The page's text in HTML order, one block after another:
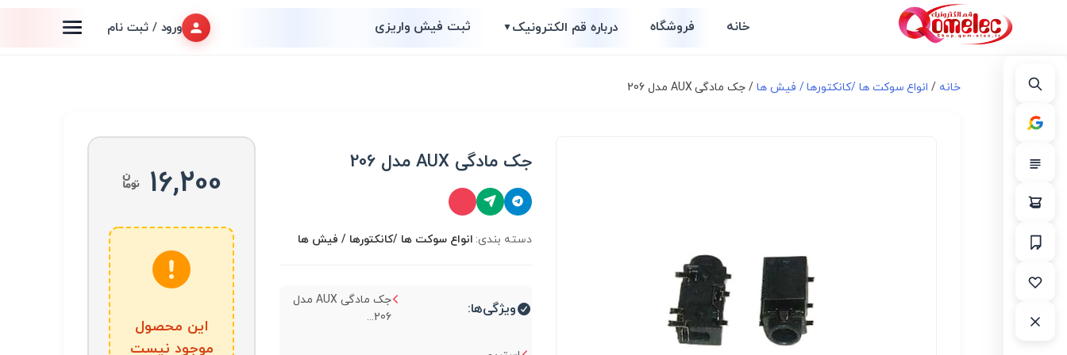
خانه فروشگاه درباره قم الکترونیک▼ ثبت فیش واریزی ورود / ثبت نام
خانه / انواع سوكت ها /کانکتورها / فیش ها / جک مادگی AUX مدل 206
جک مادگی AUX مدل 206
دسته بندی: انواع سوكت ها /کانکتورها / فیش ها
ویژگی‌ها:
جک مادگی AUX مدل
206...
16,200
این محصول
موجود نیست